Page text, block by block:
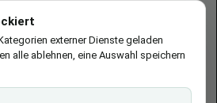
der Seitenbetreiber an qualifizierten
externer Dienste geladen
alle ablehnen, eine Auswahl speichern